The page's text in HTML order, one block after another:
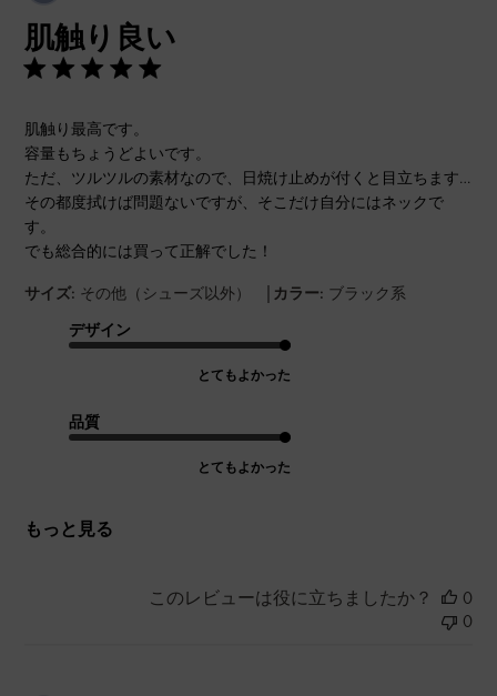
肌触り良い
肌触り最高です。
容量もちょうどよいです。
ただ、ツルツルの素材なので、日焼け止めが付くと目立ちます…
その都度拭けば問題ないですが、そこだけ自分にはネックで
す。
でも総合的には買って正解でした！
サイズ: その他（シューズ以外） | カラー: ブラック系
デザイン
とてもよかった
品質
とてもよかった
もっと見る
このレビューは役に立ちましたか？
0
0